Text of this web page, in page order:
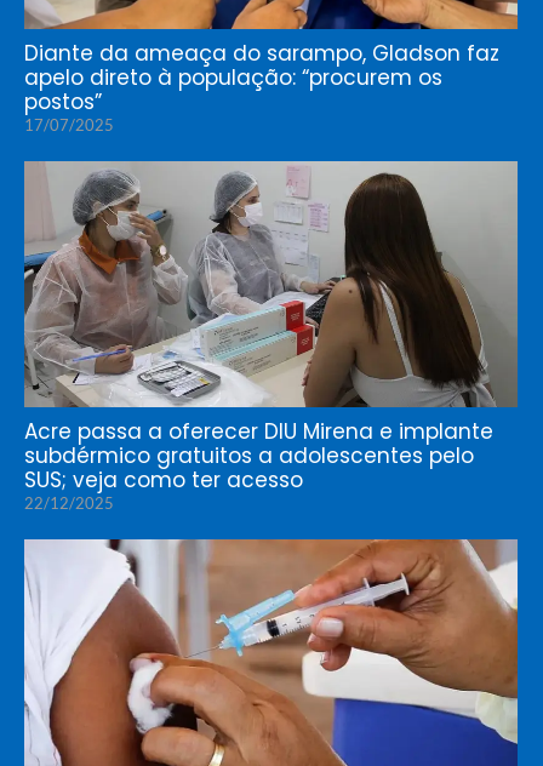
Diante da ameaça do sarampo, Gladson faz
apelo direto à população: “procurem os
postos”
17/07/2025
Acre passa a oferecer DIU Mirena e implante
subdérmico gratuitos a adolescentes pelo
SUS; veja como ter acesso
22/12/2025